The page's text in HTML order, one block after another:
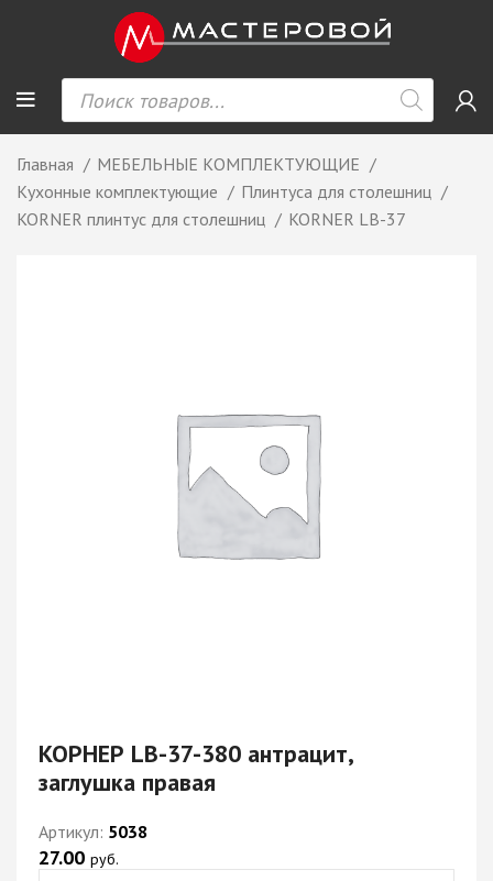
Главная
МЕБЕЛЬНЫЕ КОМПЛЕКТУЮЩИЕ
Кухонные комплектующие
Плинтуса для столешниц
KORNER плинтус для столешниц
KORNER LB-37
КОРНЕР LB-37-380 антрацит,
заглушка правая
Артикул: 5038
27.00 руб.